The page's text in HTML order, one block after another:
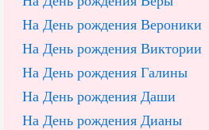
На День рождения Вероники
На День рождения Виктории
На День рождения Галины
На День рождения Даши
На День рождения Дианы